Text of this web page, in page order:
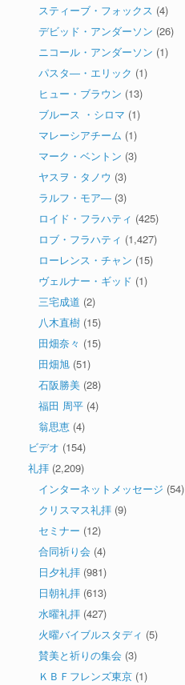
スティーブ・フォックス (4)
デビッド・アンダーソン (26)
ニコール・アンダーソン (1)
パスタ―・エリック (1)
ヒュー・ブラウン (13)
ブルース ・シロマ (1)
マレーシアチーム (1)
マーク・ベントン (3)
ヤスヲ・タノウ (3)
ラルフ・モア― (3)
ロイド・フラハティ (425)
ロブ・フラハティ (1,427)
ローレンス・チャン (15)
ヴェルナー・ギッド (1)
三宅成道 (2)
八木直樹 (15)
田畑奈々 (15)
田畑旭 (51)
石阪勝美 (28)
福田 周平 (4)
翁思恵 (4)
ビデオ (154)
礼拝 (2,209)
インターネットメッセージ (54)
クリスマス礼拝 (9)
セミナー (12)
合同祈り会 (4)
日夕礼拝 (981)
日朝礼拝 (613)
水曜礼拝 (427)
火曜バイブルスタディ (5)
賛美と祈りの集会 (3)
ＫＢＦフレンズ東京 (1)